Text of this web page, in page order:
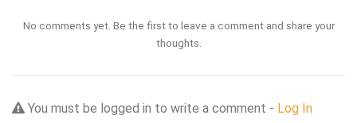
No comments yet. Be the first to leave a comment and share your
thoughts.
You must be logged in to write a comment - Log In